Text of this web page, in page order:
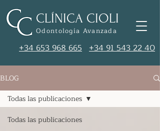
CLÍNICA CIOLI
Odontología Avanzada
+34 653 968 665 +34 91 543 22 40
BLOG
Todas las publicaciones
Todas las publicaciones